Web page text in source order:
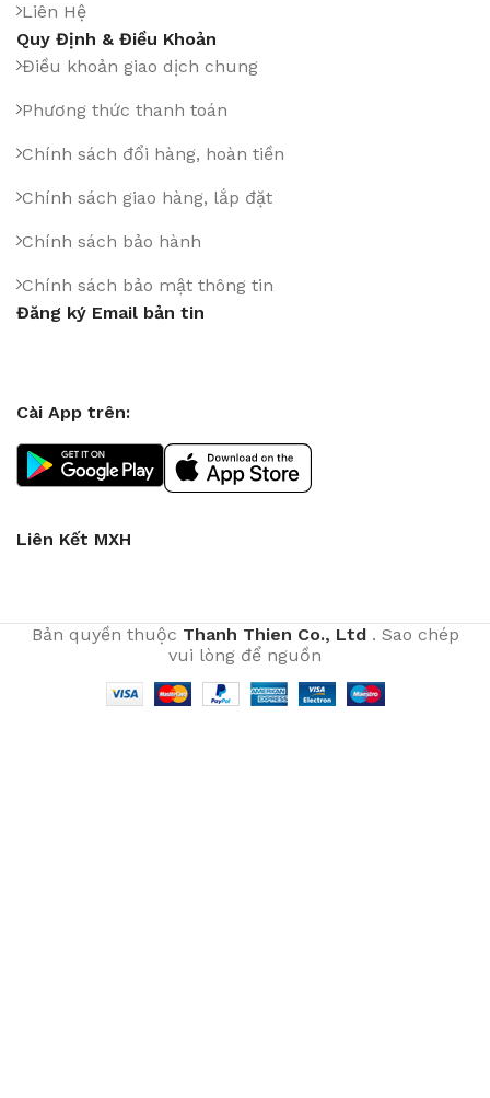
Liên Hệ
Quy Định & Điều Khoản
Điều khoản giao dịch chung
Phương thức thanh toán
Chính sách đổi hàng, hoàn tiền
Chính sách giao hàng, lắp đặt
Chính sách bảo hành
Chính sách bảo mật thông tin
Đăng ký Email bản tin
Cài App trên:
Liên Kết MXH
Bản quyền thuộc Thanh Thien Co., Ltd. Sao chép
vui lòng để nguồn